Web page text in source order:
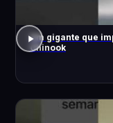
Um gigante que
Chinook